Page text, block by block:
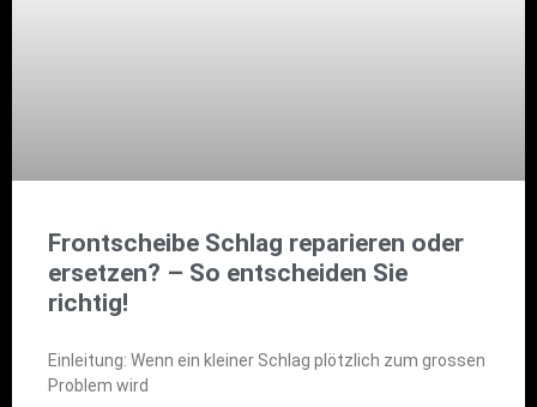
Frontscheibe Schlag reparieren oder
ersetzen? – So entscheiden Sie
richtig!
Einleitung: Wenn ein kleiner Schlag plötzlich zum grossen
Problem wird